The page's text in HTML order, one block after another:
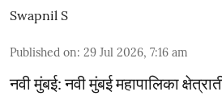
Swapnil S
Published on: 29 Jul 2026, 7:16 am
नवी मुंबई: नवी मुंबई महापालिका